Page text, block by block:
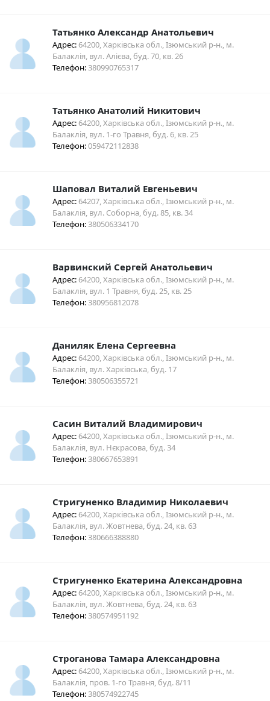
Татьянко Александр Анатольевич
Адрес:64200, Харківська обл., Ізюмський р-н., м.
Балаклія, вул. Алієва, буд. 70, кв. 26
Телефон:380990765317
Татьянко Анатолий Никитович
Адрес:64200, Харківська обл., Ізюмський р-н., м.
Балаклія, вул. 1-го Травня, буд. 6, кв. 25
Телефон:059472112838
Шаповал Виталий Евгеньевич
Адрес:64207, Харківська обл., Ізюмський р-н., м.
Балаклія, вул. Соборна, буд. 85, кв. 34
Телефон:380506334170
Варвинский Сергей Анатольевич
Адрес:64200, Харківська обл., Ізюмський р-н., м.
Балаклія, вул. 1 Травня, буд. 25, кв. 25
Телефон:380956812078
Даниляк Елена Сергеевна
Адрес:64200, Харківська обл., Ізюмський р-н., м.
Балаклія, вул. Харківська, буд. 17
Телефон:380506355721
Сасин Виталий Владимирович
Адрес:64200, Харківська обл., Ізюмський р-н., м.
Балаклія, вул. Нєкрасова, буд. 34
Телефон:380667653891
Стригуненко Владимир Николаевич
Адрес:64200, Харківська обл., Ізюмський р-н., м.
Балаклія, вул. Жовтнева, буд. 24, кв. 63
Телефон:380666388880
Стригуненко Екатерина Александровна
Адрес:64200, Харківська обл., Ізюмський р-н., м.
Балаклія, вул. Жовтнева, буд. 24, кв. 63
Телефон:380574951192
Строганова Тамара Александровна
Адрес:64200, Харківська обл., Ізюмський р-н., м.
Балаклія, пров. 1-го Травня, буд. 8/11
Телефон:380574922745